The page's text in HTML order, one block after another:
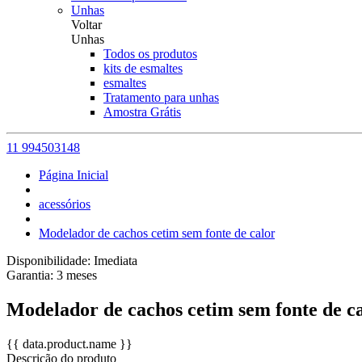
Unhas
Voltar
Unhas
Todos os produtos
kits de esmaltes
esmaltes
Tratamento para unhas
Amostra Grátis
11 994503148
Página Inicial
acessórios
Modelador de cachos cetim sem fonte de calor
Disponibilidade: Imediata
Garantia: 3 meses
Modelador de cachos cetim sem fonte de
{{ data.product.name }}
Descrição do produto